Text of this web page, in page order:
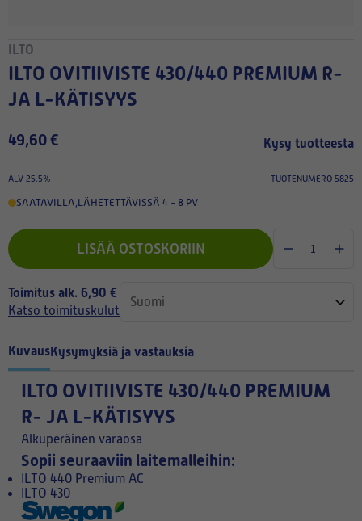
ILTO
ILTO OVITIIVISTE 430/440 PREMIUM R-
JA L-KÄTISYYS
49,60 € Kysy tuotteesta
ALV 25.5% TUOTENUMERO 5825
SAATAVILLA LÄHETETTÄVISSÄ 4 - 8 PV
LISÄÄ OSTOSKORIIN
Toimitus alk. 6,90 €
Katso toimituskulut
KuvausKysymyksiä ja vastauksia
ILTO OVITIIVISTE 430/440 PREMIUM
R- JA L-KÄTISYYS
Alkuperäinen varaosa
Sopii seuraaviin laitemalleihin:
ILTO 440 Premium AC
ILTO 430